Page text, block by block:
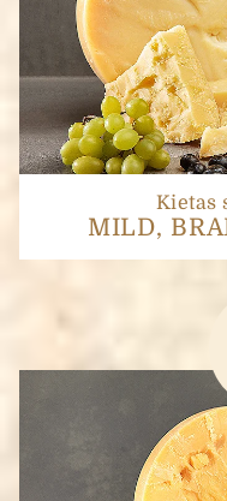
Kietas
MILD,